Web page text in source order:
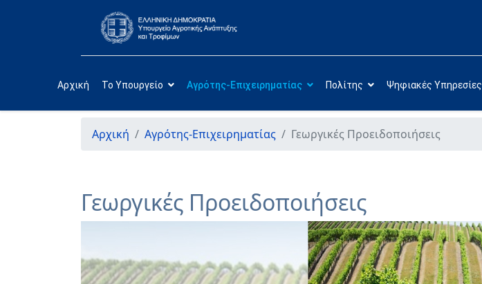
Αρχική Το Υπουργείο Αγρότης-Επιχειρηματίας Πολίτης Ψηφιακές Υπηρεσίες
Αρχική Αγρότης-Επιχειρηματίας Γεωργικές Προειδοποιήσεις
Γεωργικές Προειδοποιήσεις